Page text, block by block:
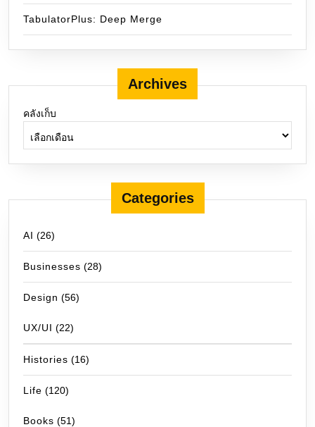
TabulatorPlus: Deep Merge
Archives
คลังเก็บ
Categories
AI (26)
Businesses (28)
Design (56)
UX/UI (22)
Histories (16)
Life (120)
Books (51)